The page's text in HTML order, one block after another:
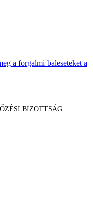
a forgalmi baleseteket a
BIZOTTSÁG